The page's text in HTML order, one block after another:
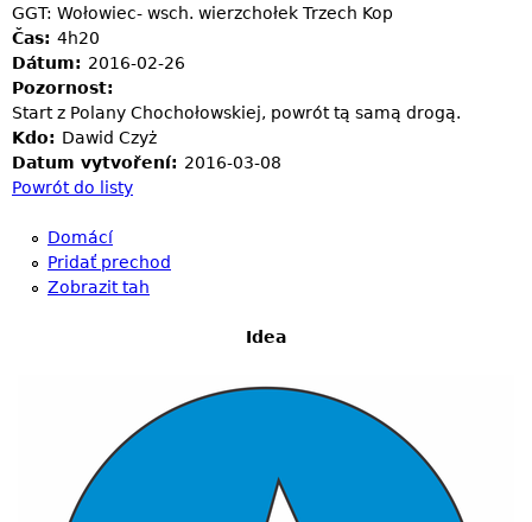
GGT: Wołowiec- wsch. wierzchołek Trzech Kop
Čas: 4h20
Dátum: 2016-02-26
Pozornost:
Start z Polany Chochołowskiej, powrót tą samą drogą.
Kdo: Dawid Czyż
Datum vytvoření: 2016-03-08
Powrót do listy
Domácí
Pridať prechod
Zobrazit tah
Idea